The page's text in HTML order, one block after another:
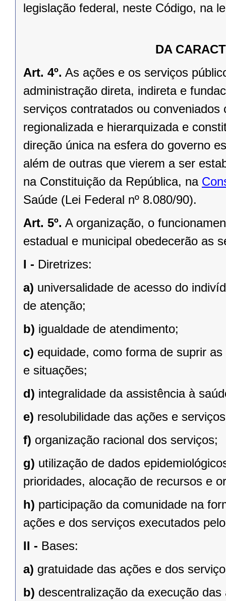
legislação federal, neste Código, na
DA
Art. 4º. As ações e os serviços
administração direta, indireta e
serviços contratados ou
regionalizada e hierarquizada e
direção única na esfera do governo
além de outras que vierem a ser
na Constituição da República, na
Saúde (Lei Federal nº 8.080/90).
Art. 5º. A organização, o
estadual e municipal obedecerão as
I - Diretrizes:
a) universalidade de acesso do
de atenção;
b) igualdade de atendimento;
c) equidade, como forma de suprir
e situações;
d) integralidade da assistência à
e) resolubilidade das ações e
f) organização racional dos serviços;
g) utilização de dados
prioridades, alocação de recursos e
h) participação da comunidade na
ações e dos serviços executados
II - Bases:
a) gratuidade das ações e dos
b) descentralização da execução